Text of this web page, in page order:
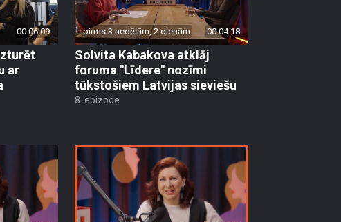
00:06:09
ar
pirms 3 nedēļām, 2 dienām 00:04:18
Solvita Kabakova atklāj
foruma "Līdere" nozīmi
tūkstošiem Latvijas sieviešu
8. epizode